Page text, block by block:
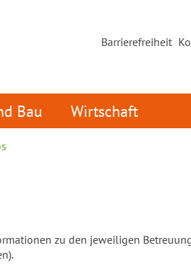
Barrierefreiheit
Bau Wirtschaft
zu den jeweiligen